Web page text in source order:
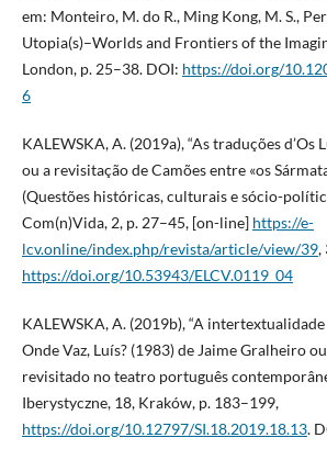
em: Monteiro, M. do R., Ming Kong, M. S.,
Utopia(s)–Worlds and Frontiers of the
London, p. 25–38. DOI: https://doi.org/
6
KALEWSKA, A. (2019a), “As traduções d’Os
ou a revisitação de Camões entre «os
(Questões históricas, culturais e sócio-
Com(n)Vida, 2, p. 27–45, [on-line] https://e-
lcv.online/index.php/revista/article/view/39,
https://doi.org/10.53943/ELCV.0119_04
KALEWSKA, A. (2019b), “A
Onde Vaz, Luís? (1983) de Jaime Gralheiro
revisitado no teatro português
Iberystyczne, 18, Kraków, p. 183–199,
https://doi.org/10.12797/SI.18.2019.18.13.